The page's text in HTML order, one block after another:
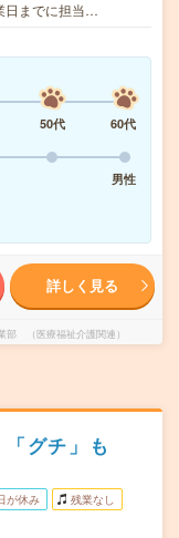
日までに担当…
50代
60代
男性
詳しく見る
部 （医療福祉介護関連）
グチ」も
が休み 残業なし